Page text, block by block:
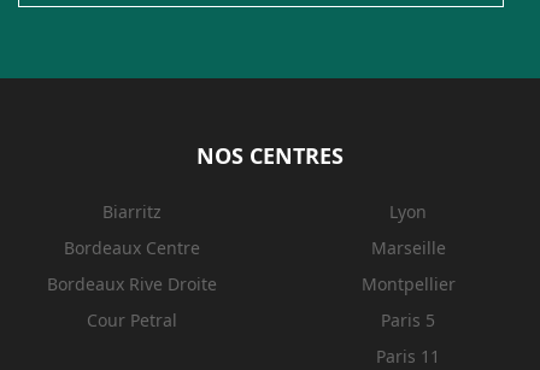
NOS CENTRES
Biarritz
Bordeaux Centre
Bordeaux Rive Droite
Cour Petral
Lyon
Marseille
Montpellier
Paris 5
Paris 11